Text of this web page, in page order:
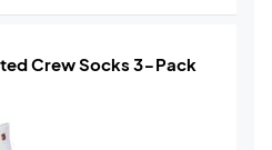
Crew Socks 3-Pack